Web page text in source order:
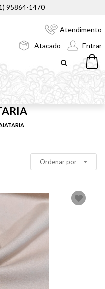
95864-1470
Atendimento
Atacado
Entrar
Ordenar por